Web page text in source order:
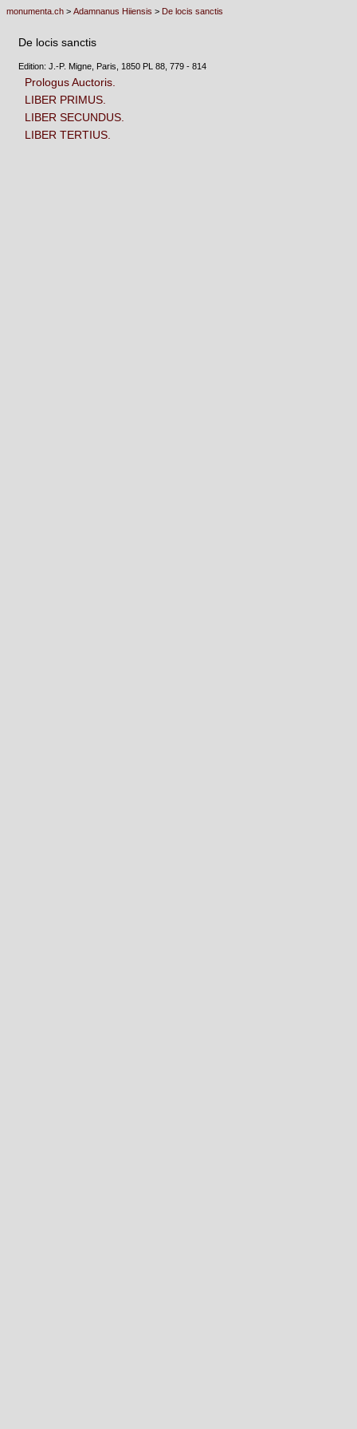
monumenta.ch > Adamnanus Hiiensis > De locis sanctis
De locis sanctis
Edition: J.-P. Migne, Paris, 1850 PL 88, 779 - 814
Prologus Auctoris.
LIBER PRIMUS.
LIBER SECUNDUS.
LIBER TERTIUS.